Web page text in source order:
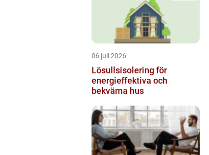
06 juli 2026
Lösullsisolering för
energieffektiva och
bekväma hus